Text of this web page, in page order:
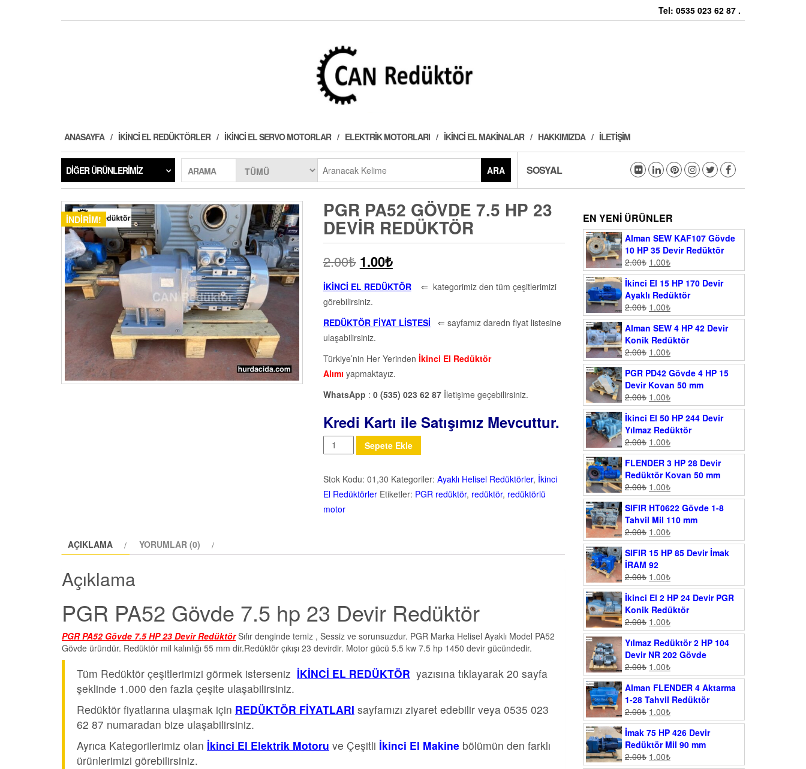
Tel: 0535 023 62 87 .
ANASAYFA İKINCI EL REDÜKTÖRLER İKINCI EL SERVO MOTORLAR ELEKTRIK MOTORLARI İKINCI EL MAKINALAR HAKKIMIZDA İLETIŞIM
DIĞER ÜRÜNLERIMIZ ARAMA ARA SOSYAL
İNDIRIM! PGR PA52 GÖVDE 7.5 HP 23
DEVIR REDÜKTÖR
2.00₺ 1.00₺
İKİNCİ EL REDÜKTÖR⇐ kategorimiz den tüm çeşitlerimizi
görebilirsiniz.
REDÜKTÖR FİYAT LİSTESİ ⇐ sayfamız daredn fiyat listesine
ulaşabilirsiniz.
Türkiye’nin Her Yerinden İkinci El Redüktör
Alımı yapmaktayız.
WhatsApp : 0 (535) 023 62 87 İletişime geçebilirsiniz.
Kredi Kartı ile Satışımız Mevcuttur.
Miktar Sepete Ekle
Stok Kodu: 01,30 Kategoriler: Ayaklı Helisel Redüktörler, İkinci
El Redüktörler Etiketler: PGR redüktör, redüktör, redüktörlü
motor
AÇIKLAMA YORUMLAR (0)
Açıklama
PGR PA52 Gövde 7.5 hp 23 Devir Redüktör
PGR PA52 Gövde 7.5 HP 23 Devir RedüktörSıfır denginde temiz , Sessiz ve sorunsuzdur. PGR Marka Helisel Ayaklı Model PA52
Gövde üründür. Redüktör mil kalınlığı 55 mm dir.Redüktör çıkışı 23 devirdir. Motor gücü 5.5 kw 7.5 hp 1450 devir gücündedir.
Tüm Redüktör çeşitlerimizi görmek isterseniz İKİNCİ EL REDÜKTÖR yazısına tıklayarak 20 sayfa
şeklinde 1.000 den fazla çeşite ulaşabilirsiniz.
Redüktör fiyatlarına ulaşmak için REDÜKTÖR FİYATLARI sayfamızı ziyaret edebilir veya 0535 023
62 87 numaradan bize ulaşabilirsiniz.
Ayrıca Kategorilerimiz olan İkinci El Elektrik Motoru ve Çeşitli İkinci El Makine bölümün den farklı
ürünlerimizi görebilirsiniz.
EN YENI ÜRÜNLER
Alman SEW KAF107 Gövde
10 HP 35 Devir Redüktör
2.00₺ 1.00₺
İkinci El 15 HP 170 Devir
Ayaklı Redüktör
2.00₺ 1.00₺
Alman SEW 4 HP 42 Devir
Konik Redüktör
2.00₺ 1.00₺
PGR PD42 Gövde 4 HP 15
Devir Kovan 50 mm
2.00₺ 1.00₺
İkinci El 50 HP 244 Devir
Yılmaz Redüktör
2.00₺ 1.00₺
FLENDER 3 HP 28 Devir
Redüktör Kovan 50 mm
2.00₺ 1.00₺
SIFIR HT0622 Gövde 1-8
Tahvil Mil 110 mm
2.00₺ 1.00₺
SIFIR 15 HP 85 Devir İmak
İRAM 92
2.00₺ 1.00₺
İkinci El 2 HP 24 Devir PGR
Konik Redüktör
2.00₺ 1.00₺
Yılmaz Redüktör 2 HP 104
Devir NR 202 Gövde
2.00₺ 1.00₺
Alman FLENDER 4 Aktarma
1-28 Tahvil Redüktör
2.00₺ 1.00₺
İmak 75 HP 426 Devir
Redüktör Mil 90 mm
2.00₺ 1.00₺